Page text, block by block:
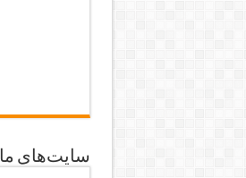
سایت‌های ما